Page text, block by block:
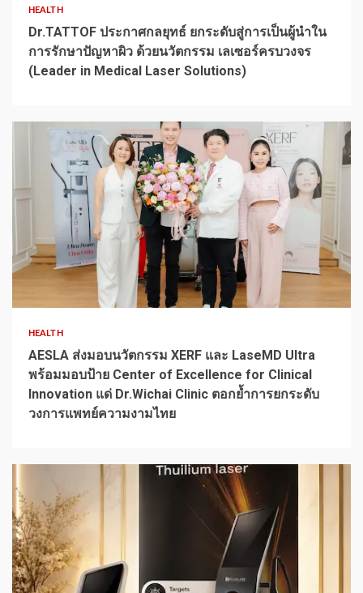
HEALTH
Dr.TATTOF ประกาศกลยุทธ์ ยกระดับสู่การเป็นผู้นำใน
การรักษาปัญหาผิว ด้วยนวัตกรรม เลเซอร์ครบวงจร
(Leader in Medical Laser Solutions)
HEALTH
AESLA ส่งมอบนวัตกรรม XERF และ LaseMD Ultra
พร้อมมอบป้าย Center of Excellence for Clinical
Innovation แด่ Dr.Wichai Clinic ตอกย้ำการยกระดับ
วงการแพทย์ความงามไทย